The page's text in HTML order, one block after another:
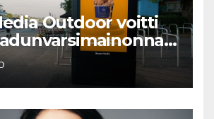
Outdoor voitti